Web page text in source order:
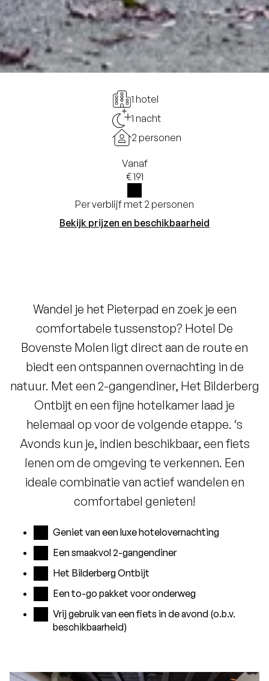
1 hotel
1 nacht
2 personen
Vanaf
€ 191
i
Per verblijf met 2 personen
Bekijk prijzen en beschikbaarheid
Wandel je het Pieterpad en zoek je een
comfortabele tussenstop? Hotel De
Bovenste Molen ligt direct aan de route en
biedt een ontspannen overnachting in de
natuur. Met een 2-gangendiner, Het Bilderberg
Ontbijt en een fijne hotelkamer laad je
helemaal op voor de volgende etappe. ‘s
Avonds kun je, indien beschikbaar, een fiets
lenen om de omgeving te verkennen. Een
ideale combinatie van actief wandelen en
comfortabel genieten!
Geniet van een luxe hotelovernachting
Een smaakvol 2-gangendiner
Het Bilderberg Ontbijt
Een to-go pakket voor onderweg
Vrij gebruik van een fiets in de avond (o.b.v.
beschikbaarheid)